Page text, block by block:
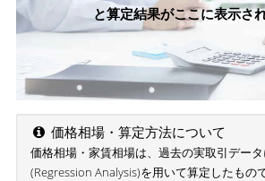
と算定結果がここに表示さ
価格相場・算定方法について
価格相場・家賃相場は、過去の実取引デー
(Regression Analysis)を用いて算定したもの